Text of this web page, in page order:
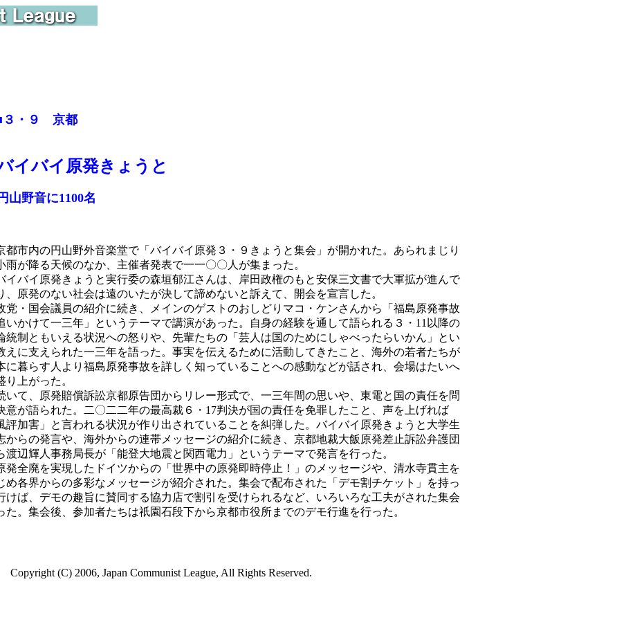
３・９ 京都
イバイ原発きょうと
山野音に1100名
市内の円山野外音楽堂で「バイバイ原発３・９きょうと集会」が開かれた。あられまじり
雨が降る天候のなか、主催者発表で一一〇〇人が集まった。
バイ原発きょうと実行委の森垣郁江さんは、岸田政権のもと安保三文書で大軍拡が進んで
、原発のない社会は遠のいたが決して諦めないと訴えて、開会を宣言した。
・国会議員の紹介に続き、メインのゲストのおしどりマコ・ケンさんから「福島原発事故
いかけて一三年」というテーマで講演があった。自身の経験を通して語られる３・11以降の
統制ともいえる状況への怒りや、先輩たちの「芸人は国のためにしゃべったらいかん」とい
えに支えられた一三年を語った。事実を伝えるために活動してきたこと、海外の若者たちが
に暮らす人より福島原発事故を詳しく知っていることへの感動などが話され、会場はたいへ
り上がった。
て、原発賠償訴訟京都原告団からリレー形式で、一三年間の思いや、東電と国の責任を問
意が語られた。二〇二二年の最高裁６・17判決が国の責任を免罪したこと、声を上げれば
評加害」と言われる状況が作り出されていることを糾弾した。バイバイ原発きょうと大学生
からの発言や、海外からの連帯メッセージの紹介に続き、京都地裁大飯原発差止訴訟弁護団
渡辺輝人事務局長が「能登大地震と関西電力」というテーマで発言を行った。
全廃を実現したドイツからの「世界中の原発即時停止！」のメッセージや、清水寺貫主を
め各界からの多彩なメッセージが紹介された。集会で配布された「デモ割チケット」を持っ
けば、デモの趣旨に賛同する協力店で割引を受けられるなど、いろいろな工夫がされた集会
た。集会後、参加者たちは祇園石段下から京都市役所までのデモ行進を行った。
Copyright (C) 2006, Japan Communist League, All Rights Reserved.